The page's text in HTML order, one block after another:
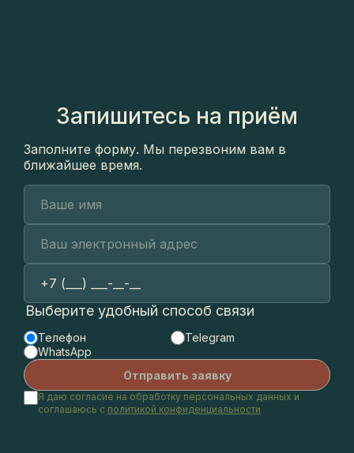
Запишитесь на приём
Заполните форму. Мы перезвоним вам в
ближайшее время.
Выберите удобный способ связи
Телефон
Telegram
WhatsApp
Я даю согласие на обработку персональных данных и
соглашаюсь с политикой конфиденциальности